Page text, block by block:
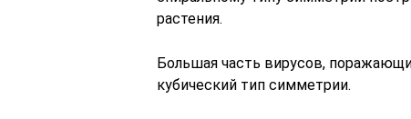
растения.
Большая часть вирусов,
кубический тип симметрии.